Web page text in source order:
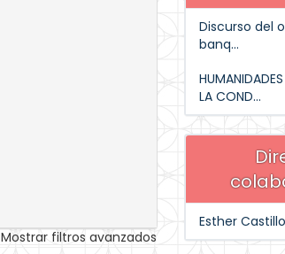
Mostrar filtros avanzados
Discurso del
banq...
LA COND...
Esther